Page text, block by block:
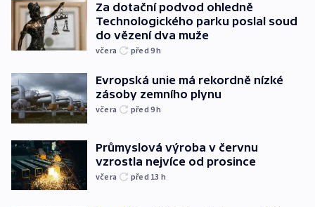
Za dotační podvod ohledně
Technologického parku poslal soud
do vězení dva muže
včera před 9h
Evropská unie má rekordně nízké
zásoby zemního plynu
včera před 9h
Průmyslová výroba v červnu
vzrostla nejvíce od prosince
včera před 13 h